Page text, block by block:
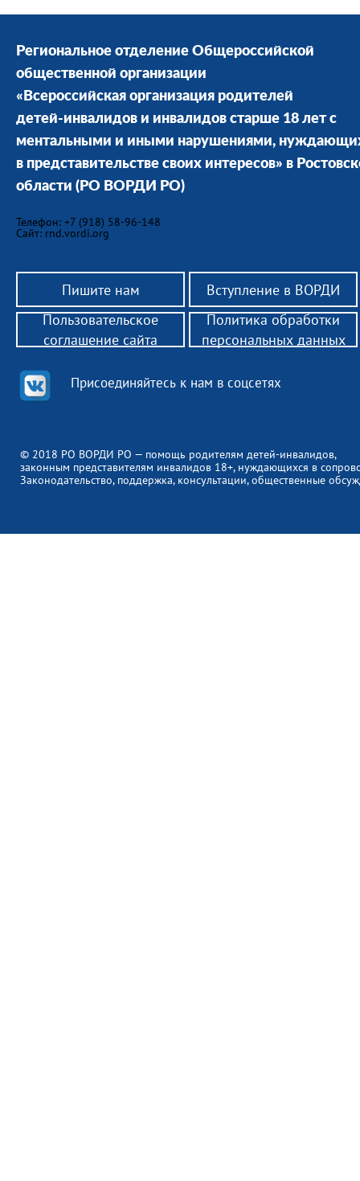
Региональное отделение Общероссийской
общественной организации
«Всероссийская организация родителей
детей-инвалидов и инвалидов старше 18 лет с
ментальными и иными нарушениями,
в представительстве своих интересов» в
области (РО ВОРДИ РО)
Телефон: +7 (918) 58-96-148
Сайт: rnd.vordi.org
Пишите нам Вступление в ВОРДИ
© 2018 РО ВОРДИ РО — помощь родителям детей-инвалидов,
законным представителям инвалидов 18+, нуждающихся в
Законодательство, поддержка, консультации, общественные
Присоединяйтесь к нам в соцсетях
Пользовательское
соглашение сайта
Политика обработки
персональных данных